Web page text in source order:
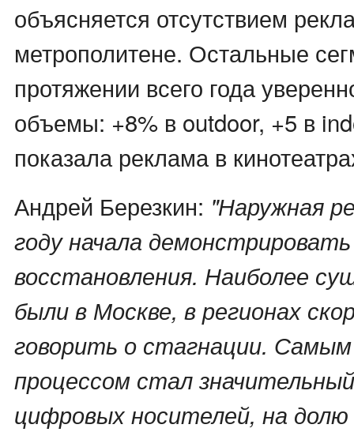
объясняется отсутствием
метрополитене. Остальные
протяжении всего года
объемы: +8% в outdoor, +5 в
показала реклама в
Андрей Березкин: "Наружная
году начала
восстановления. Наиболее
были в Москве, в регионах
говорить о стагнации.
процессом стал
цифровых носителей, на